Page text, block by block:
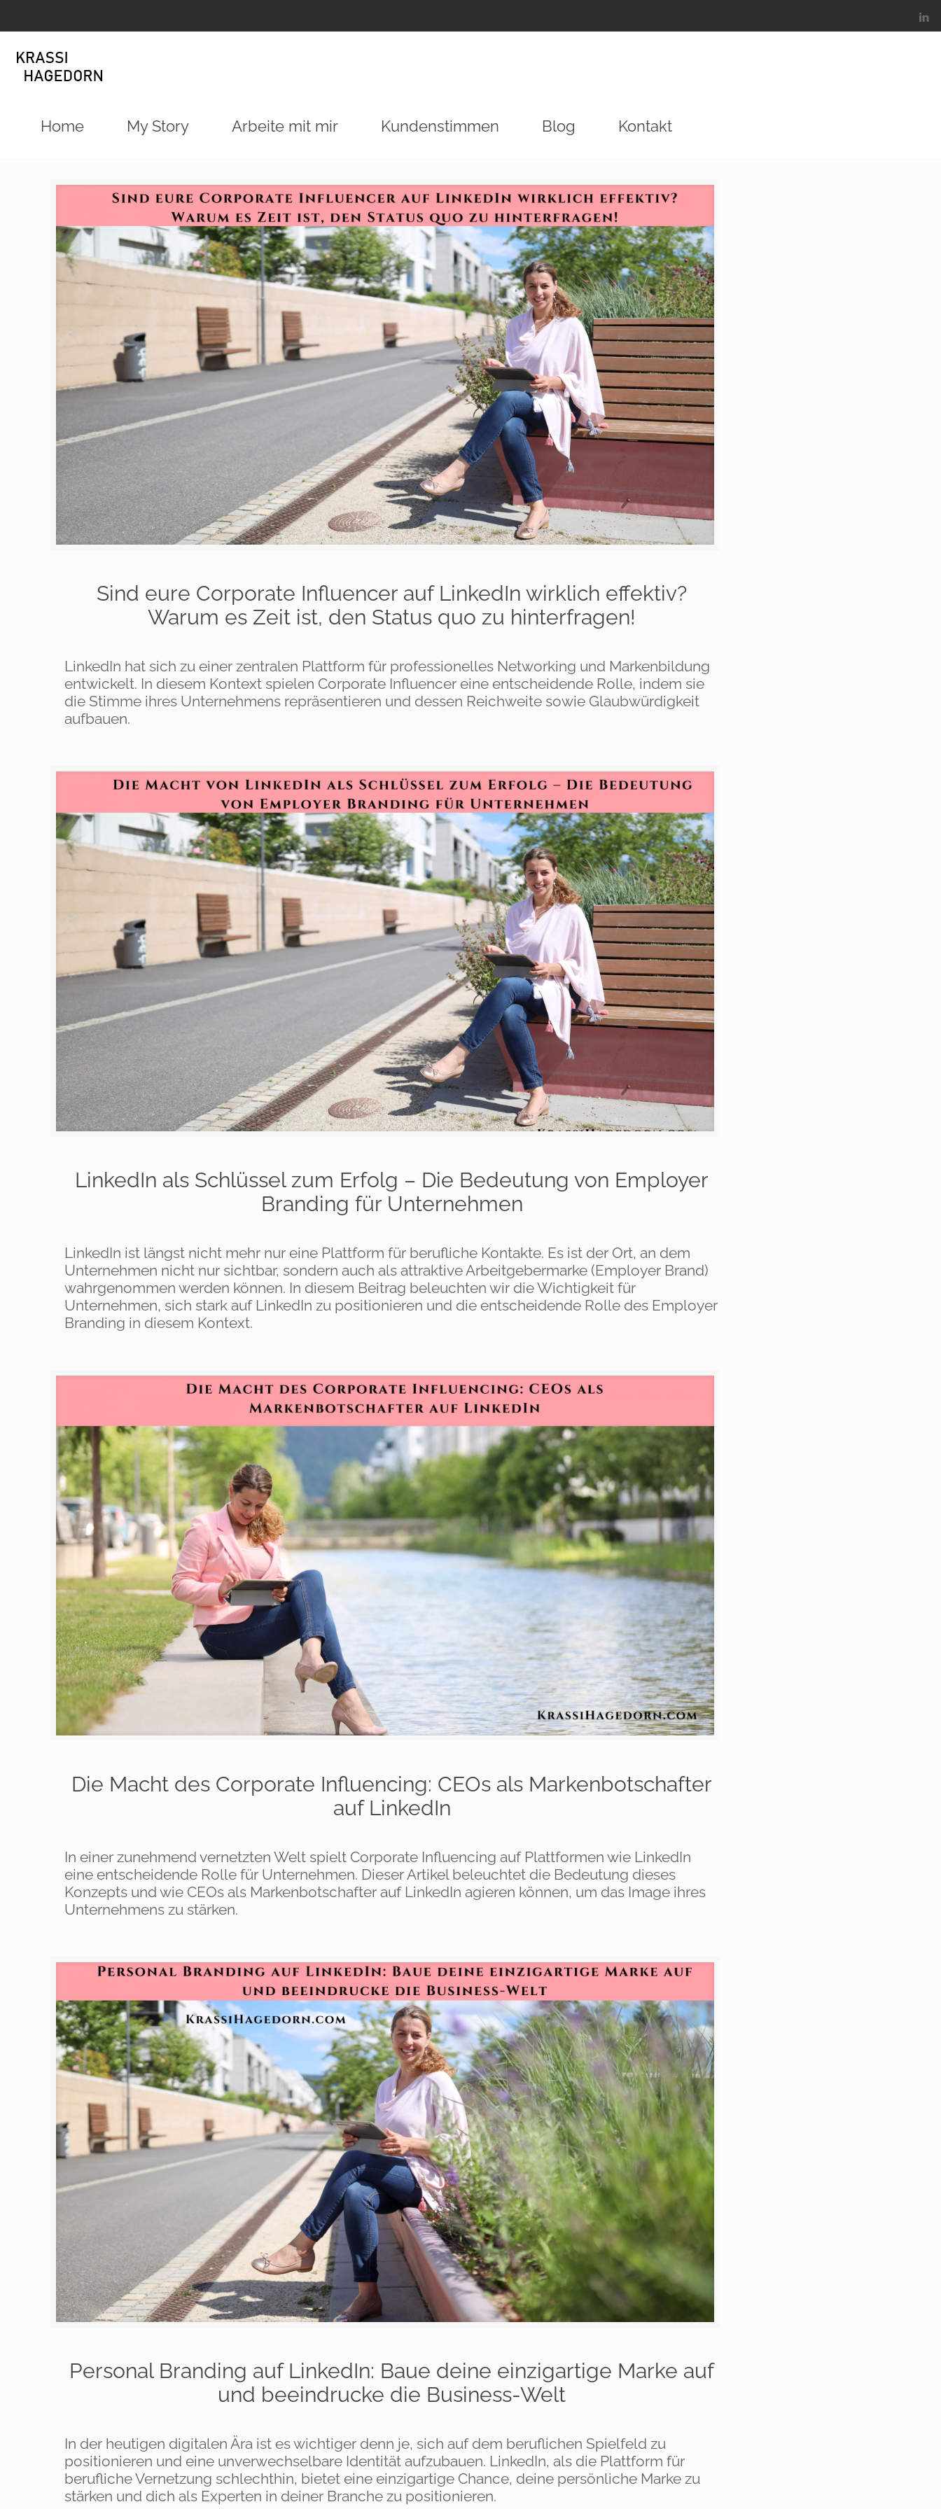
Home My Story Arbeite mit mir Kundenstimmen Blog Kontakt
Sind eure Corporate Influencer auf LinkedIn wirklich effektiv?
Warum es Zeit ist, den Status quo zu hinterfragen!
LinkedIn hat sich zu einer zentralen Plattform für professionelles Networking und Markenbildung
entwickelt. In diesem Kontext spielen Corporate Influencer eine entscheidende Rolle, indem sie
die Stimme ihres Unternehmens repräsentieren und dessen Reichweite sowie Glaubwürdigkeit
aufbauen.
LinkedIn als Schlüssel zum Erfolg – Die Bedeutung von Employer
Branding für Unternehmen
LinkedIn ist längst nicht mehr nur eine Plattform für berufliche Kontakte. Es ist der Ort, an dem
Unternehmen nicht nur sichtbar, sondern auch als attraktive Arbeitgebermarke (Employer Brand)
wahrgenommen werden können. In diesem Beitrag beleuchten wir die Wichtigkeit für
Unternehmen, sich stark auf LinkedIn zu positionieren und die entscheidende Rolle des Employer
Branding in diesem Kontext.
Die Macht des Corporate Influencing: CEOs als Markenbotschafter
auf LinkedIn
In einer zunehmend vernetzten Welt spielt Corporate Influencing auf Plattformen wie LinkedIn
eine entscheidende Rolle für Unternehmen. Dieser Artikel beleuchtet die Bedeutung dieses
Konzepts und wie CEOs als Markenbotschafter auf LinkedIn agieren können, um das Image ihres
Unternehmens zu stärken.
Personal Branding auf LinkedIn: Baue deine einzigartige Marke auf
und beeindrucke die Business-Welt
In der heutigen digitalen Ära ist es wichtiger denn je, sich auf dem beruflichen Spielfeld zu
positionieren und eine unverwechselbare Identität aufzubauen. LinkedIn, als die Plattform für
berufliche Vernetzung schlechthin, bietet eine einzigartige Chance, deine persönliche Marke zu
stärken und dich als Experten in deiner Branche zu positionieren.